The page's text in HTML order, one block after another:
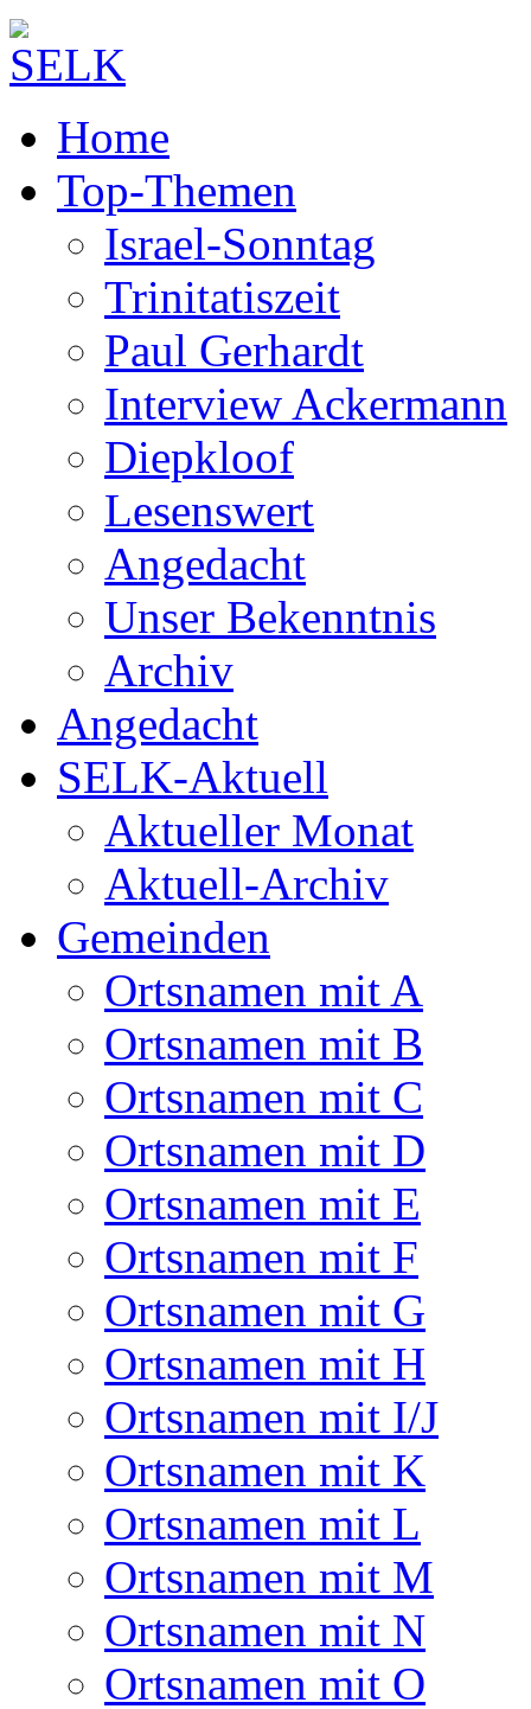
Home
Top-Themen
Israel-Sonntag
Trinitatiszeit
Paul Gerhardt
Interview Ackermann
Diepkloof
Lesenswert
Angedacht
Unser Bekenntnis
Archiv
Angedacht
SELK-Aktuell
Aktueller Monat
Aktuell-Archiv
Gemeinden
Ortsnamen mit A
Ortsnamen mit B
Ortsnamen mit C
Ortsnamen mit D
Ortsnamen mit E
Ortsnamen mit F
Ortsnamen mit G
Ortsnamen mit H
Ortsnamen mit I/J
Ortsnamen mit K
Ortsnamen mit L
Ortsnamen mit M
Ortsnamen mit N
Ortsnamen mit O